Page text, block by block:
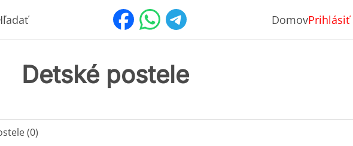
DomovPrihlásiť
Detské postele
(0)